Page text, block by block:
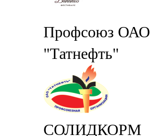
Профсоюз ОАО
"Татнефть"
СОЛИДКОРМ